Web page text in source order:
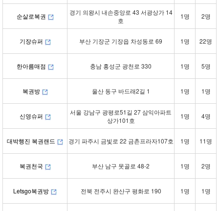
순살로복권
경기 의왕시 내손중앙로 43 서광상가 14
호
1명 2명
기장슈퍼 부산 기장군 기장읍 차성동로 69 1명 22명
한아름매점 충남 홍성군 광천로 330 1명 5명
복권방 울산 동구 바드래2길 1 1명 1명
신영슈퍼
서울 강남구 광평로51길 27 삼익아파트
상가101호
1명 4명
대박행진 복권랜드 경기 파주시 금빛로 22 금촌프라자107호 1명 11명
복권천국 부산 남구 못골로 48-2 1명 2명
Letsgo복권방 전북 전주시 완산구 평화로 190 1명 1명